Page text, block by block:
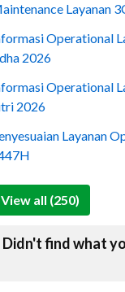
Layanan
Operational
2026
Operational
2026
Layanan
View all (250)
Didn't find what